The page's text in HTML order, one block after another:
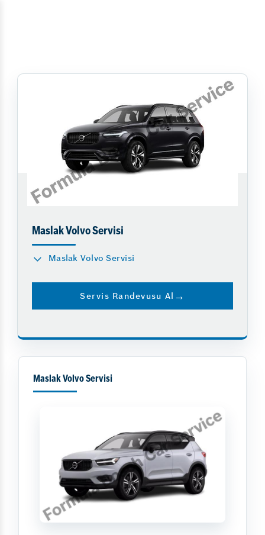
Maslak Volvo Servisi
Maslak Volvo Servisi
Servis Randevusu Al
Maslak Volvo Servisi